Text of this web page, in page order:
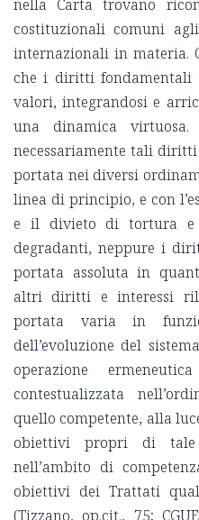
nella Carta trovano
costituzionali comuni
internazionali in materia.
che i diritti fondamentali
valori, integrandosi e
una dinamica
necessariamente tali
portata nei diversi
linea di principio, e con
e il divieto di tortura e
degradanti, neppure i
portata assoluta in
altri diritti e interessi
portata varia in
dell’evoluzione del
operazione
contestualizzata
quello competente, alla
obiettivi propri di tale
nell’ambito di
obiettivi dei Trattati
(Tizzano, op.cit., 75;